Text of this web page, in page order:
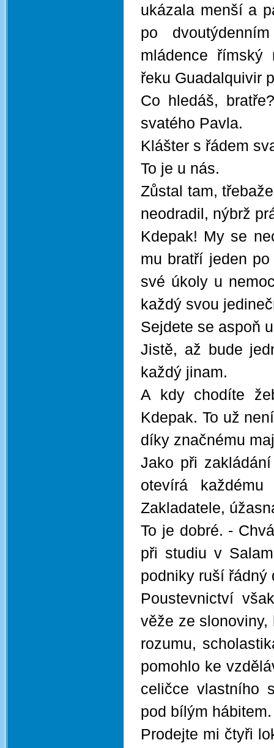
ukázala menší a
po
mládence
řeku Guadalquivir
Co hledáš,
svatého Pavla.
Klášter s řádem
To je u nás.
Zůstal tam,
neodradil, nýbrž
Kdepak! My se
mu bratří jeden
své úkoly u
každý svou
Sejdete se aspoň
Jistě, až bude
každý jinam.
A kdy chodíte
Kdepak. To už
díky značnému
Jako při
otevírá každému
Zakladatele,
To je dobré. -
při studiu v
podniky ruší řádný
Poustevnictví
věže ze
rozumu,
pomohlo ke
celičce vlastního
pod bílým hábitem.
Prodejte mi čtyři